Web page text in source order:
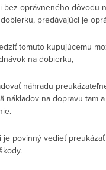
bez oprávneného dôvodu
predávajúci je
tomuto kupujúcemu
na dobierku,
náhradu
nákladov na dopravu tam
je povinný vedieť